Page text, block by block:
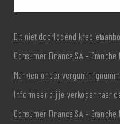
Dit niet doorlopend
Consumer Finance S.A. –
Markten onder
Informeer bij je verkoper naar
Consumer Finance S.A. –